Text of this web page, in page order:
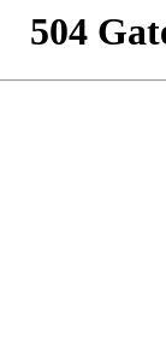
504